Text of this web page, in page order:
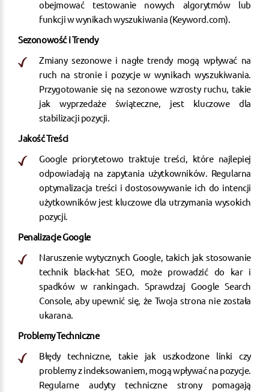
obejmować testowanie nowych algorytmów lub
funkcji w wynikach wyszukiwania​ (Keyword.com)
Sezonowość i Trendy
Zmiany sezonowe i nagłe trendy mogą wpływać na
ruch na stronie i pozycje w wynikach wyszukiwania.
Przygotowanie się na sezonowe wzrosty ruchu, takie
jak wyprzedaże świąteczne, jest kluczowe dla
stabilizacji pozycji​.
Jakość Treści
Google priorytetowo traktuje treści, które najlepiej
odpowiadają na zapytania użytkowników. Regularna
optymalizacja treści i dostosowywanie ich do intencji
użytkowników jest kluczowe dla utrzymania wysokich
pozycji​.
Penalizacje Google
Naruszenie wytycznych Google, takich jak stosowanie
technik black-hat SEO , może prowadzić do kar i
spadków w rankingach. Sprawdzaj Google Search
Console, aby upewnić się, że Twoja strona nie została
ukarana​​.
Problemy Techniczne
Błędy techniczne, takie jak uszkodzone linki czy
problemy z indeksowaniem, mogą wpływać na pozycje.
Regularne audyty techniczne strony pomagają